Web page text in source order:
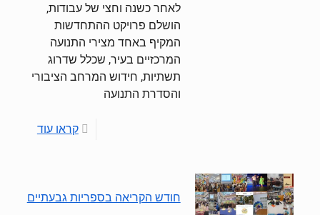
לאחר כשנה וחצי של עבודות,
הושלם פרויקט ההתחדשות
המקיף באחד מצירי התנועה
המרכזיים בעיר, שכלל שדרוג
תשתיות, חידוש המרחב הציבורי
והסדרת התנועה
קראו עוד
חודש הקריאה בספריות גבעתיים